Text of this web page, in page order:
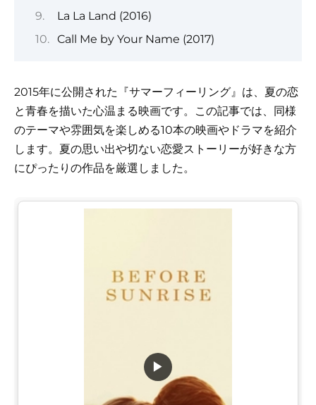
La La Land (2016)
Call Me by Your Name (2017)
2015年に公開された『サマーフィーリング』は、夏の恋
と青春を描いた心温まる映画です。この記事では、同様
のテーマや雰囲気を楽しめる10本の映画やドラマを紹介
します。夏の思い出や切ない恋愛ストーリーが好きな方
にぴったりの作品を厳選しました。
▶